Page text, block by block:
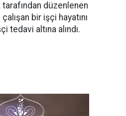
düzenlenen
bir işçi hayatını
tedavi altına alındı.